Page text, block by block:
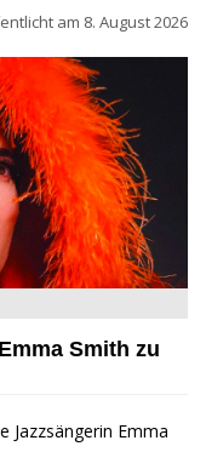
am 8. August 2026
Garda Jazz
Smith zu
Jazzsängerin Emma